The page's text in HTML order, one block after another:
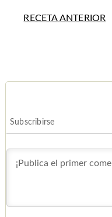
RECETA ANTERIOR
Subscribirse